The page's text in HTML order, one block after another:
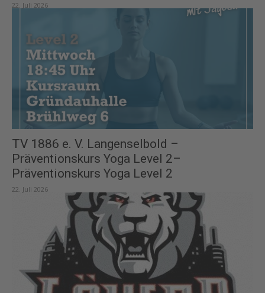
22. Juli 2026
TV 1886 e. V. Langenselbold –
Präventionskurs Yoga Level 2–
Präventionskurs Yoga Level 2
22. Juli 2026